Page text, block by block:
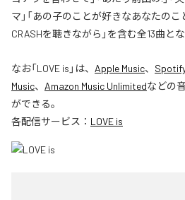
マ」「あの子のことが好きなあなたのこ
CRASHを聴きながら」を含む全13曲とな
なお「LOVE is 」は、 Apple Music、
Music、 Amazon Music Unlimitedなどの
ができる。
各配信サービス： LOVE is